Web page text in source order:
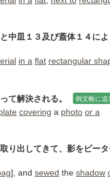
中皿１３及び蓋体１４によ
in a flat rectangular
て解決される。 例文帳に追
covering a photo or a
り出してきて、影をピー
], and sewed the shadow